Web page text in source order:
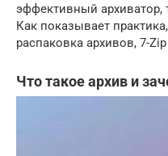
эффективный архиватор,
Как показывает
распаковка архивов, 7-
Что такое архив и